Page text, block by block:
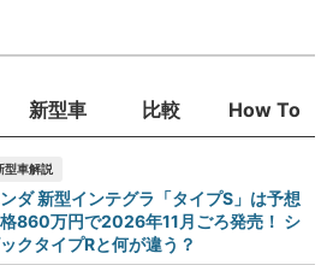
新型車 比較 How To
型車解説
ダ 新型インテグラ「タイプS」は予想
860万円で2026年11月ごろ発売！ シ
クタイプRと何が違う？